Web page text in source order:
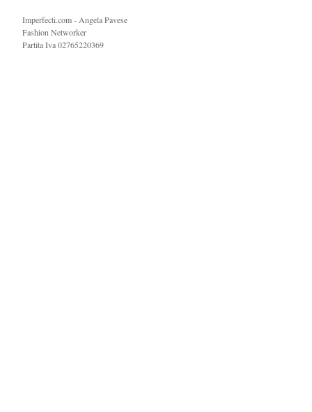
Imperfecti.com - Angela Pavese
Fashion Networker
Partita Iva 02765220369